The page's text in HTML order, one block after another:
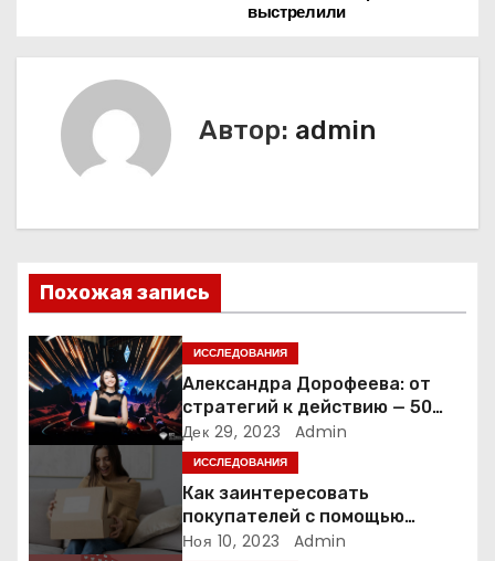
ц
и
я
п
о
з
а
п
выстрелили
Автор: admin
Похожая запись
ИССЛЕДОВАНИЯ
Александра Дорофеева: от
стратегий к действию — 50
точек роста онлайн-школы
Дек 29, 2023 Admin
ИССЛЕДОВАНИЯ
Как заинтересовать
покупателей с помощью
неопределенности: 3 способа
Ноя 10, 2023 Admin